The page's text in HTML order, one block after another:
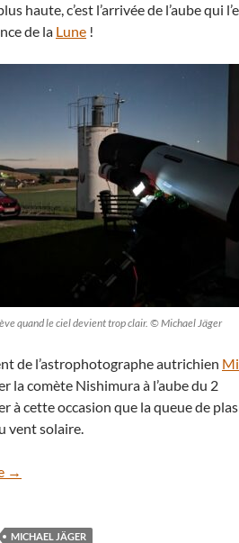
haute, c’est l’arrivée de l’aube qui
de la Lune !
quand le ciel devient trop clair. © Michael Jäger
de l’astrophotographe autrichien
la comète Nishimura à l’aube du 2
à cette occasion que la queue de
vent solaire.
La comète Nishimura assaillie par le
→
MICHAEL JÄGER